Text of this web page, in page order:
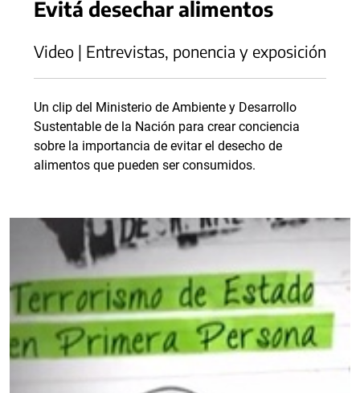
Evitá desechar alimentos
Video | Entrevistas, ponencia y exposición
Un clip del Ministerio de Ambiente y Desarrollo
Sustentable de la Nación para crear conciencia
sobre la importancia de evitar el desecho de
alimentos que pueden ser consumidos.